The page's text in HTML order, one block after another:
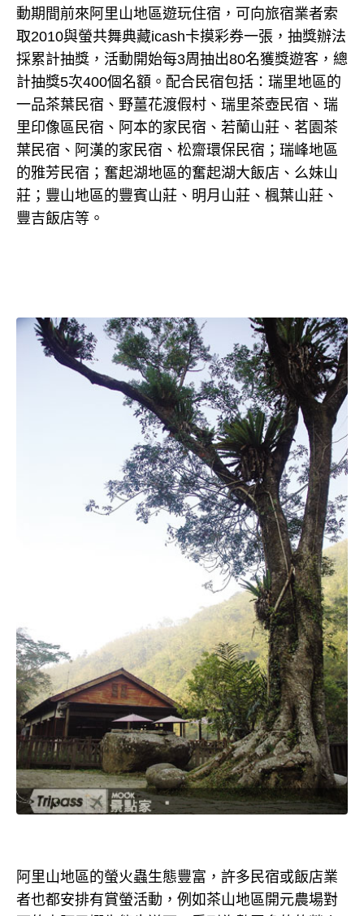
動期間前來阿里山地區遊玩住宿，可向旅宿業者索
取2010與螢共舞典藏icash卡摸彩券一張，抽獎辦法
採累計抽獎，活動開始每3周抽出80名獲獎遊客，總
計抽獎5次400個名額。配合民宿包括：瑞里地區的
一品茶葉民宿、野薑花渡假村、瑞里茶壺民宿、瑞
里印像區民宿、阿本的家民宿、若蘭山莊、茗園茶
葉民宿、阿漢的家民宿、松齋環保民宿；瑞峰地區
的雅芳民宿；奮起湖地區的奮起湖大飯店、么妹山
莊；豐山地區的豐賓山莊、明月山莊、楓葉山莊、
豐吉飯店等。
阿里山地區的螢火蟲生態豐富，許多民宿或飯店業
者也都安排有賞螢活動，例如茶山地區開元農場對